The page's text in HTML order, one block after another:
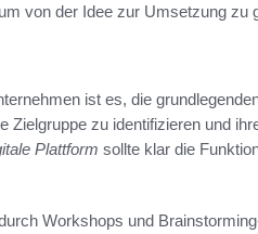
von der Idee zur Umsetzung zu
ist es, die
Zielgruppe zu identifizieren und
Plattform sollte klar die
Workshops und